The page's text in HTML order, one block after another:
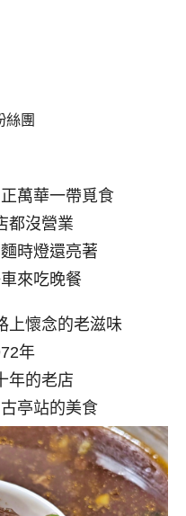
絲團
萬華一帶覓食
都沒營業
時燈還亮著
來吃晚餐
上懷念的老滋味
年
年的老店
亭站的美食